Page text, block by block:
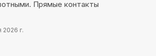
Прямые контакты
2026 г.